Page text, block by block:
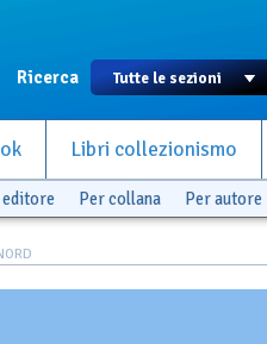
Ricerca
Libri collezionismo
Per collana Per autore